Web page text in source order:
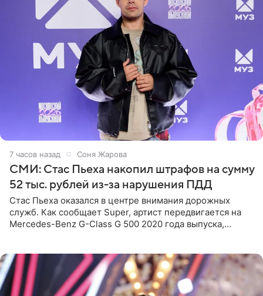
7 часов назад Соня Жарова
СМИ: Стас Пьеха накопил штрафов на сумму
52 тыс. рублей из-за нарушения ПДД
Стас Пьеха оказался в центре внимания дорожных
служб. Как сообщает Super, артист передвигается на
Mercedes-Benz G-Class G 500 2020 года выпуска,